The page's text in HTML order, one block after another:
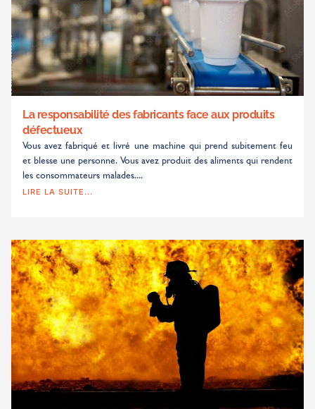
La responsabilité des fabricants face aux produits
défectueux
Vous avez fabriqué et livré une machine qui prend subitement feu
et blesse une personne. Vous avez produit des aliments qui rendent
les consommateurs malades....
LIRE LA SUITE...